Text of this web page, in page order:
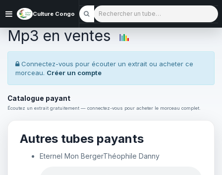
Culture Congo Rechercher un tube
Mp3 en ventes
Connectez-vous pour écouter un extrait ou acheter ce
morceau. Créer un compte
Catalogue payant
Écoutez un extrait gratuitement — connectez-vous pour acheter le morceau complet.
Autres tubes payants
Eternel Mon BergerThéophile Danny